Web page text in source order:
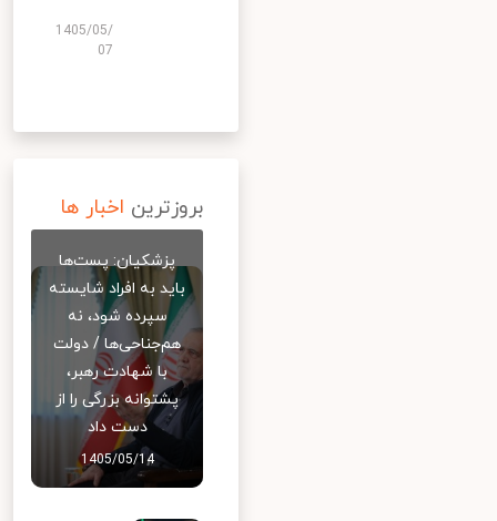
1405/05/
07
بروزترین اخبار ها
پزشکیان: پست‌ها
باید به افراد شایسته
سپرده شود، نه
هم‌جناحی‌ها / دولت
با شهادت رهبر،
پشتوانه بزرگی را از
دست داد
1405/05/14